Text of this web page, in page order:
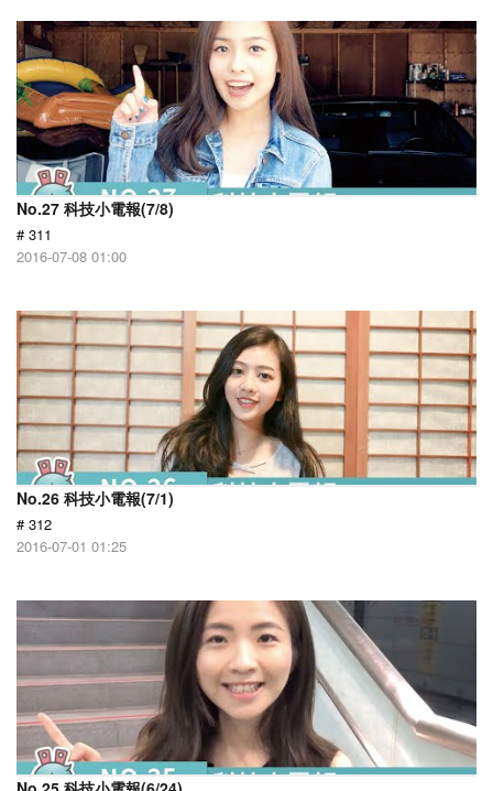
No.27 科技小電報(7/8)
# 311
2016-07-08 01:00
No.26 科技小電報(7/1)
# 312
2016-07-01 01:25